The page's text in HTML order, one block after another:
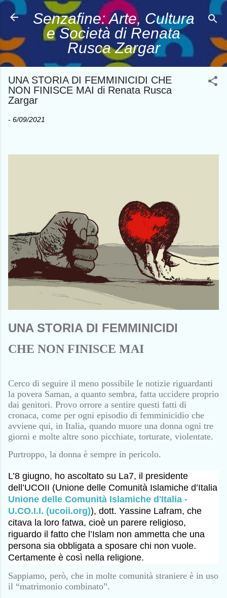
Passa ai contenuti principali
Senzafine: Arte, Cultura
e Società di Renata
Rusca Zargar
UNA STORIA DI FEMMINICIDI CHE
NON FINISCE MAI di Renata Rusca
Zargar
- 6/09/2021
UNA STORIA DI FEMMINICIDI
CHE NON FINISCE MAI
Cerco di seguire il meno possibile le notizie riguardanti
la povera Saman, a quanto sembra, fatta uccidere proprio
dai genitori. Provo orrore a sentire questi fatti di
cronaca, come per ogni episodio di femminicidio che
avviene qui, in Italia, quando muore una donna ogni tre
giorni e molte altre sono picchiate, torturate, violentate.
Purtroppo, la donna è sempre in pericolo.
L’8 giugno, ho ascoltato su La7, il presidente
dell’UCOII (Unione delle Comunità Islamiche d’Italia
Unione delle Comunità Islamiche d'Italia -
U.CO.I.I. (ucoii.org)), dott. Yassine Lafram, che
citava la loro fatwa, cioè un parere religioso,
riguardo il fatto che l’Islam non ammetta che una
persona sia obbligata a sposare chi non vuole.
Certamente è così nella religione.
Sappiamo, però, che in molte comunità straniere è in uso
il “matrimonio combinato”.